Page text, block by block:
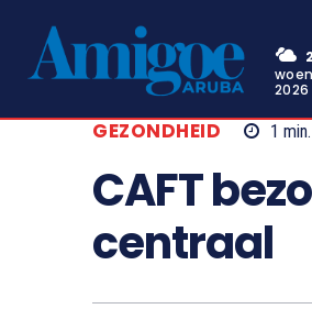
2026
GEZONDHEID 1 min.
CAFT
centraal